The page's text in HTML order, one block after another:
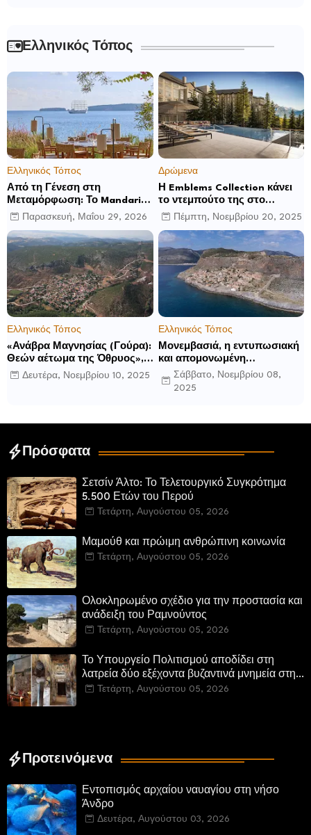
Ελληνικός Τόπος
Ελληνικός Τόπος
Από τη Γένεση στη
Μεταμόρφωση: Το Mandarin
Oriental, Costa Navarino
αποκαλύπτει μια νέα σεζόν
βιωματικών εμπειριών
Παρασκευή, Μαΐου 29, 2026
Δρώμενα
Η Emblems Collection κάνει
το ντεμπούτο της στο
Ηνωμένο Βασίλειο με το
Luckham Park Hotel & Spa
και ανακοινώνει άλλα έξι
ανοίγματα για το 2026 και
μετά
Πέμπτη, Νοεμβρίου 20, 2025
Ελληνικός Τόπος
«Ανάβρα Μαγνησίας (Γούρα):
Θεών αέτωμα της Όθρυος»,
γράφει ο Δημήτρης Β.
Καρέλης
Δευτέρα, Νοεμβρίου 10, 2025
Ελληνικός Τόπος
Μονεμβασιά, η εντυπωσιακή
και απομονωμένη
οχυρωμένη πόλη που
ιδρύθηκε από τους
Σάββατο, Νοεμβρίου 08,
2025
Πρόσφατα
Σετσίν Άλτο: Το Τελετουργικό Συγκρότημα
5.500 Ετών του Περού
Τετάρτη, Αυγούστου 05, 2026
Μαμούθ και πρώιμη ανθρώπινη κοινωνία
Τετάρτη, Αυγούστου 05, 2026
Ολοκληρωμένο σχέδιο για την προστασία και
ανάδειξη του Ραμνούντος
Τετάρτη, Αυγούστου 05, 2026
Το Υπουργείο Πολιτισμού αποδίδει στη
λατρεία δύο εξέχοντα βυζαντινά μνημεία στην
Καστοριά και έπεται το αποκαταστημένο
Τετάρτη, Αυγούστου 05, 2026
Προτεινόμενα
Εντοπισμός αρχαίου ναυαγίου στη νήσο
Άνδρο
Δευτέρα, Αυγούστου 03, 2026